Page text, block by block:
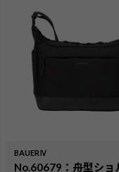
BAUERⅣ
No.60679：舟型ショ